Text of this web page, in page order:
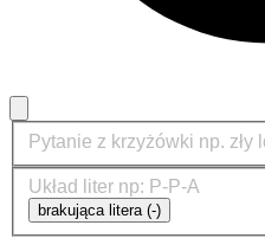
brakująca litera (-)